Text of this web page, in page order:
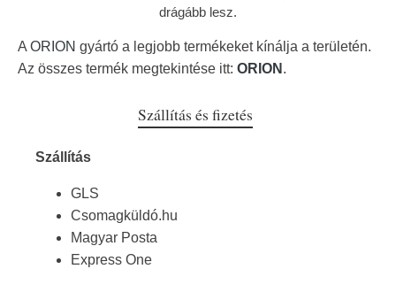
drágább lesz.
A ORION gyártó a legjobb termékeket kínálja a területén.
Az összes termék megtekintése itt: ORION .
Szállítás és fizetés
Szállítás
GLS
Csomagküldó.hu
Magyar Posta
Express One